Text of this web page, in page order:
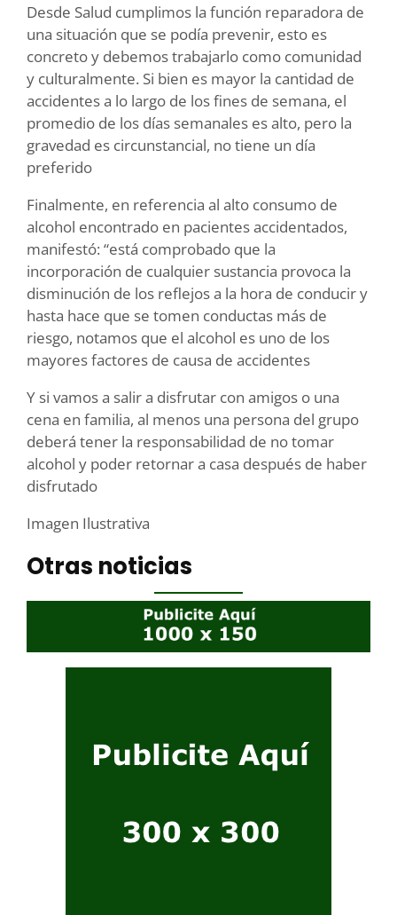
Desde Salud cumplimos la función reparadora de
una situación que se podía prevenir, esto es
concreto y debemos trabajarlo como comunidad
y culturalmente. Si bien es mayor la cantidad de
accidentes a lo largo de los fines de semana, el
promedio de los días semanales es alto, pero la
gravedad es circunstancial, no tiene un día
preferido
Finalmente, en referencia al alto consumo de
alcohol encontrado en pacientes accidentados,
manifestó: “está comprobado que la
incorporación de cualquier sustancia provoca la
disminución de los reflejos a la hora de conducir y
hasta hace que se tomen conductas más de
riesgo, notamos que el alcohol es uno de los
mayores factores de causa de accidentes
Y si vamos a salir a disfrutar con amigos o una
cena en familia, al menos una persona del grupo
deberá tener la responsabilidad de no tomar
alcohol y poder retornar a casa después de haber
disfrutado
Imagen Ilustrativa
Otras noticias